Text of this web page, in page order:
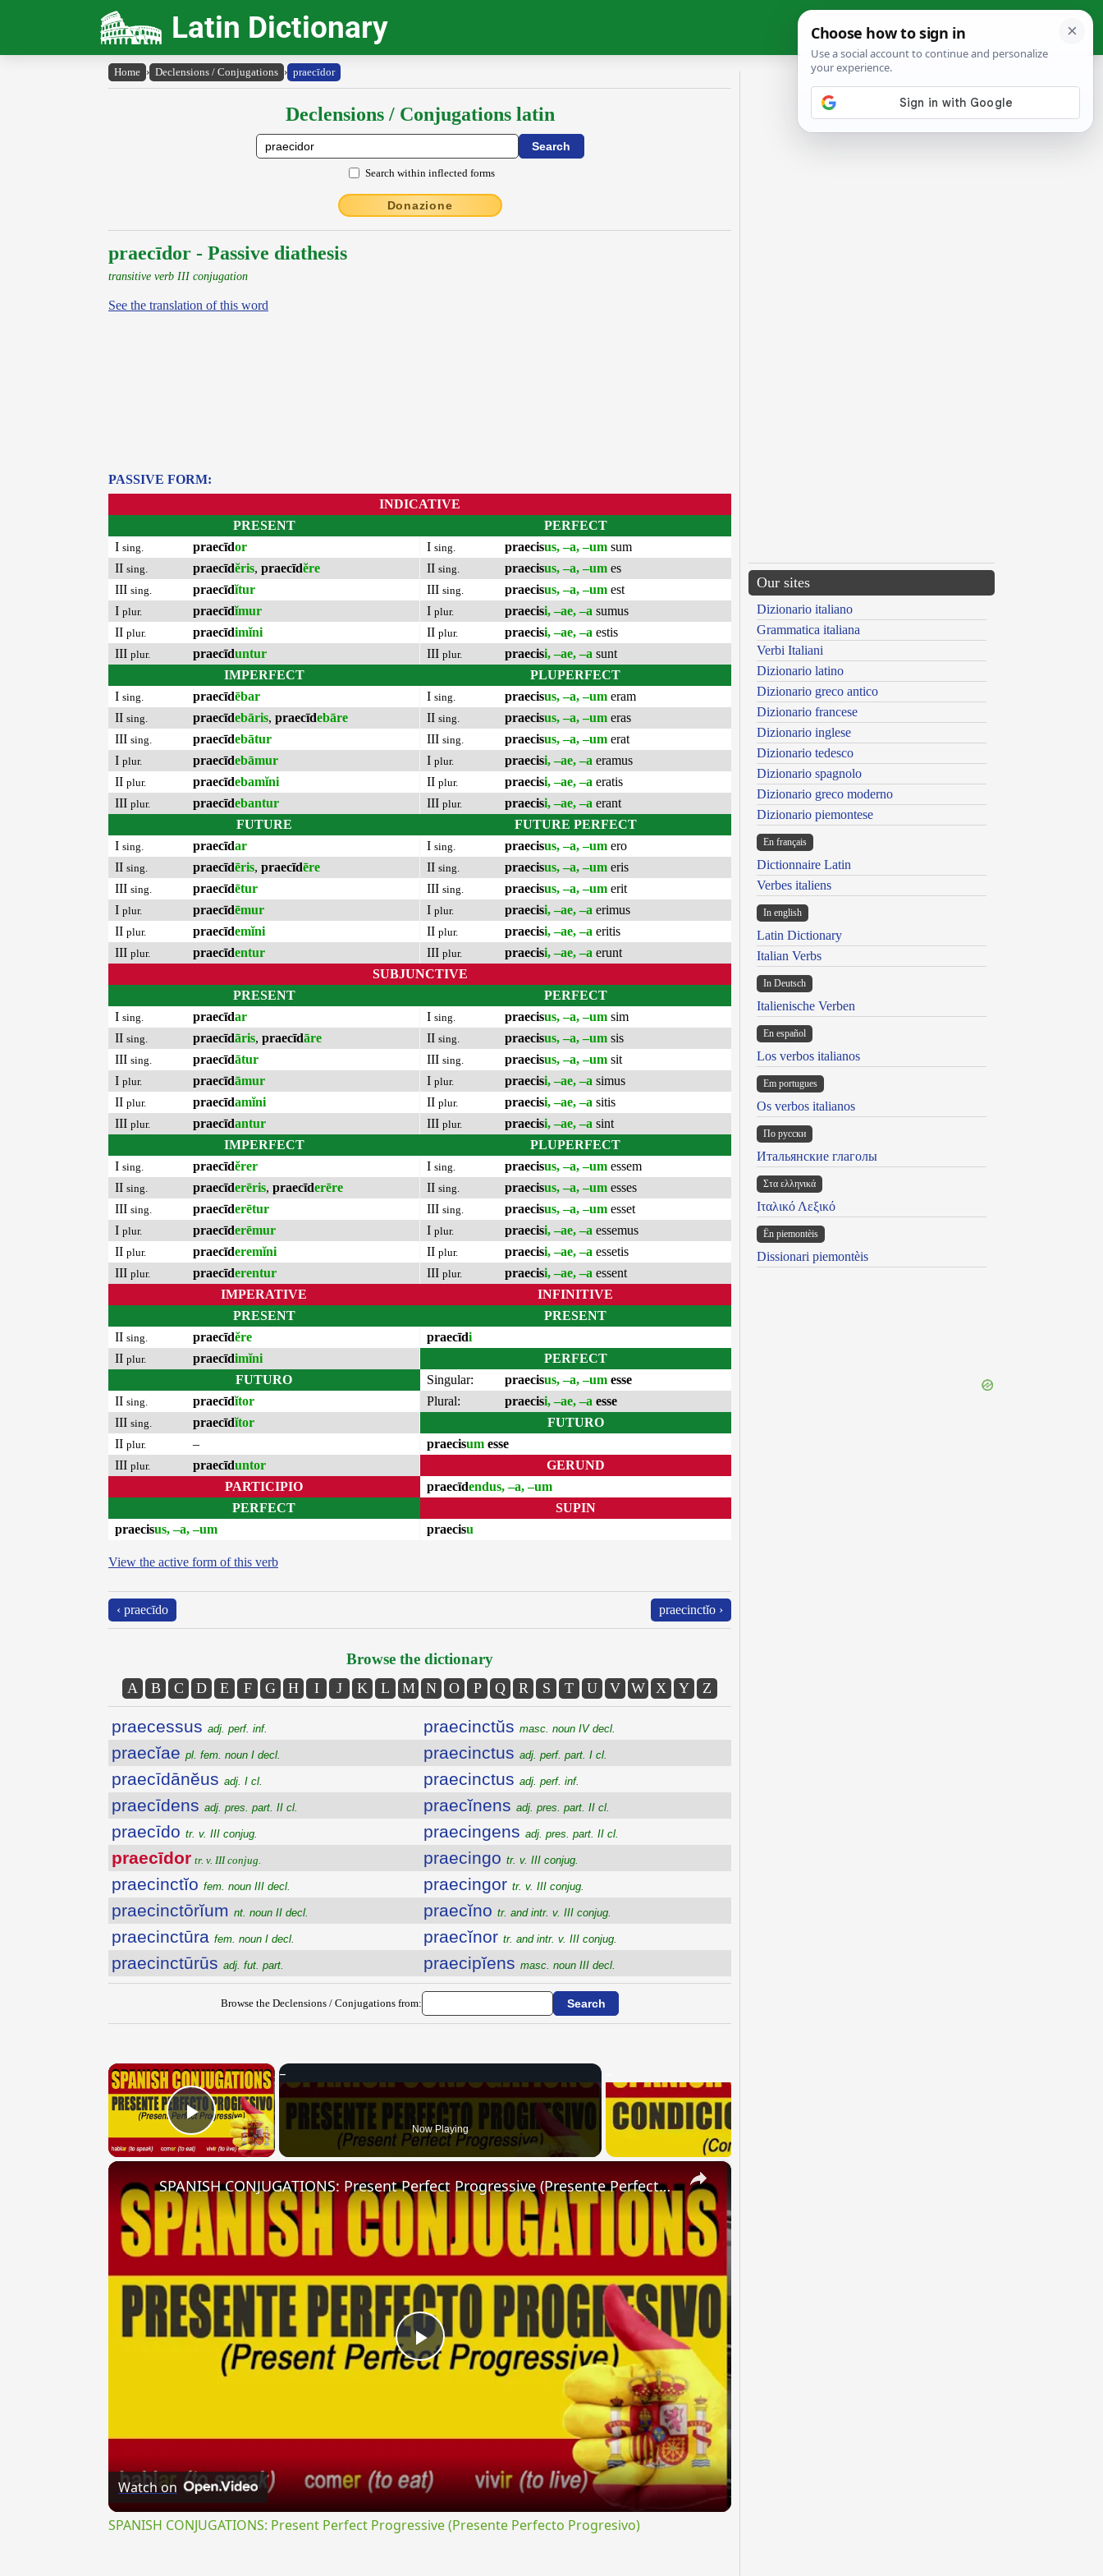
Latin Dictionary
Home › Declensions / Conjugations › praecīdor
Declensions / Conjugations latin
Search within inflected forms
Donazione
praecīdor - Passive diathesis
transitive verb III conjugation
See the translation of this word
PASSIVE FORM:
INDICATIVE
PRESENT
I sing. praecīdor
II sing. praecīdĕris, praecīdĕre
III sing. praecīdĭtur
I plur. praecīdĭmur
II plur. praecīdimĭni
III plur. praecīduntur
IMPERFECT
I sing. praecīdēbar
II sing. praecīdebāris, praecīdebāre
III sing. praecīdebātur
I plur. praecīdebāmur
II plur. praecīdebamĭni
III plur. praecīdebantur
FUTURE
I sing. praecīdar
II sing. praecīdēris, praecīdēre
III sing. praecīdētur
I plur. praecīdēmur
II plur. praecīdemĭni
III plur. praecīdentur
PERFECT
I sing. praecisus, –a, –um sum
II sing. praecisus, –a, –um es
III sing. praecisus, –a, –um est
I plur. praecisi, –ae, –a sumus
II plur. praecisi, –ae, –a estis
III plur. praecisi, –ae, –a sunt
PLUPERFECT
I sing. praecisus, –a, –um eram
II sing. praecisus, –a, –um eras
III sing. praecisus, –a, –um erat
I plur. praecisi, –ae, –a eramus
II plur. praecisi, –ae, –a eratis
III plur. praecisi, –ae, –a erant
FUTURE PERFECT
I sing. praecisus, –a, –um ero
II sing. praecisus, –a, –um eris
III sing. praecisus, –a, –um erit
I plur. praecisi, –ae, –a erimus
II plur. praecisi, –ae, –a eritis
III plur. praecisi, –ae, –a erunt
SUBJUNCTIVE
PRESENT
I sing. praecīdar
II sing. praecīdāris, praecīdāre
III sing. praecīdātur
I plur. praecīdāmur
II plur. praecīdamĭni
III plur. praecīdantur
IMPERFECT
I sing. praecīdĕrer
II sing. praecīderēris, praecīderēre
III sing. praecīderētur
I plur. praecīderēmur
II plur. praecīderemĭni
III plur. praecīderentur
PERFECT
I sing. praecisus, –a, –um sim
II sing. praecisus, –a, –um sis
III sing. praecisus, –a, –um sit
I plur. praecisi, –ae, –a simus
II plur. praecisi, –ae, –a sitis
III plur. praecisi, –ae, –a sint
PLUPERFECT
I sing. praecisus, –a, –um essem
II sing. praecisus, –a, –um esses
III sing. praecisus, –a, –um esset
I plur. praecisi, –ae, –a essemus
II plur. praecisi, –ae, –a essetis
III plur. praecisi, –ae, –a essent
IMPERATIVE
PRESENT
II sing. praecīdĕre
II plur. praecīdimĭni
FUTURO
II sing. praecīdĭtor
III sing. praecīdĭtor
II plur.
–
III plur. praecīduntor
PARTICIPIO
PERFECT
praecisus, –a, –um
INFINITIVE
PRESENT
praecīdi
PERFECT
Singular:
praecisus, –a, –um esse
Plural:
praecisi, –ae, –a esse
FUTURO
praecisum esse
GERUND
praecīdendus, –a, –um
SUPIN
praecisu
View the active form of this verb
‹ praecīdo praecinctĭo ›
Browse the dictionary
A B C D E F G H I J K L M N O P Q R S T U V W X Y Z
praecessus adj. perf. inf.
praecĭae pl. fem. noun I decl.
praecīdānĕus adj. I cl.
praecīdens adj. pres. part. II cl.
praecīdo tr. v. III conjug.
praecīdor tr. v. III conjug.
praecinctĭo fem. noun III decl.
praecinctōrĭum nt. noun II decl.
praecinctūra fem. noun I decl.
praecinctūrūs adj. fut. part.
praecinctŭs masc. noun IV decl.
praecinctus adj. perf. part. I cl.
praecinctus adj. perf. inf.
praecĭnens adj. pres. part. II cl.
praecingens adj. pres. part. II cl.
praecingo tr. v. III conjug.
praecingor tr. v. III conjug.
praecĭno tr. and intr. v. III conjug.
praecĭnor tr. and intr. v. III conjug.
praecipĭens masc. noun III decl.
Browse the Declensions / Conjugations from:
×
Play Video Now Playing
×
Play
SPANISH CONJUGATIONS: Present Perfect Progressive (Presente Perfecto Progresivo)
Watch on
SPANISH CONJUGATIONS: Present Perfect Progressive (Presente Perfecto Progresivo)
Our sites
Dizionario italiano
Grammatica italiana
Verbi Italiani
Dizionario latino
Dizionario greco antico
Dizionario francese
Dizionario inglese
Dizionario tedesco
Dizionario spagnolo
Dizionario greco moderno
Dizionario piemontese
En français
Dictionnaire Latin
Verbes italiens
In english
Latin Dictionary
Italian Verbs
In Deutsch
Italienische Verben
En español
Los verbos italianos
Em portugues
Os verbos italianos
По русски
Итальянские глаголы
Στα ελληνικά
Ιταλικό Λεξικό
Ën piemontèis
Dissionari piemontèis